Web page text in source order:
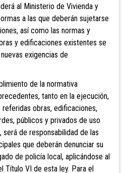
al Ministerio de Vivienda y
a las que deberán sujetarse
así como las normas y
y edificaciones existentes se
exigencias de
de la normativa
tanto en la ejecución,
obras, edificaciones,
públicos y privados de uso
será de responsabilidad de las
que deberán denunciar su
de policía local, aplicándose al
VI de esta ley. Para el